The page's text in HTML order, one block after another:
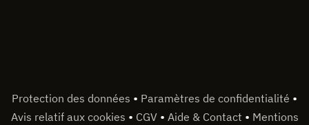
Protection des données • Paramètres de confidentialité •
Avis relatif aux cookies • CGV • Aide & Contact • Mentions